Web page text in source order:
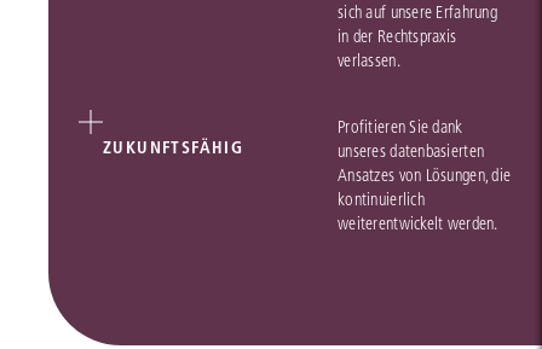
sich auf unsere Erfahrung
in der Rechtspraxis
verlassen.
ZUKUNFTSFÄHIG
Profitieren Sie dank
unseres datenbasierten
Ansatzes von Lösungen, die
kontinuierlich
weiterentwickelt werden.